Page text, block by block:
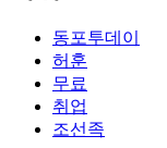
동포투데이
허훈
무료
취업
조선족